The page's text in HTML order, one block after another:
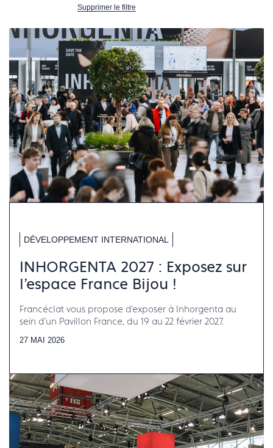
Supprimer le filtre
DÉVELOPPEMENT INTERNATIONAL
INHORGENTA 2027 : Exposez sur
l'espace France Bijou !
Francéclat vous propose d'exposer à Inhorgenta au
sein d'un Pavillon France, du 19 au 22 février 2027.
27 MAI 2026